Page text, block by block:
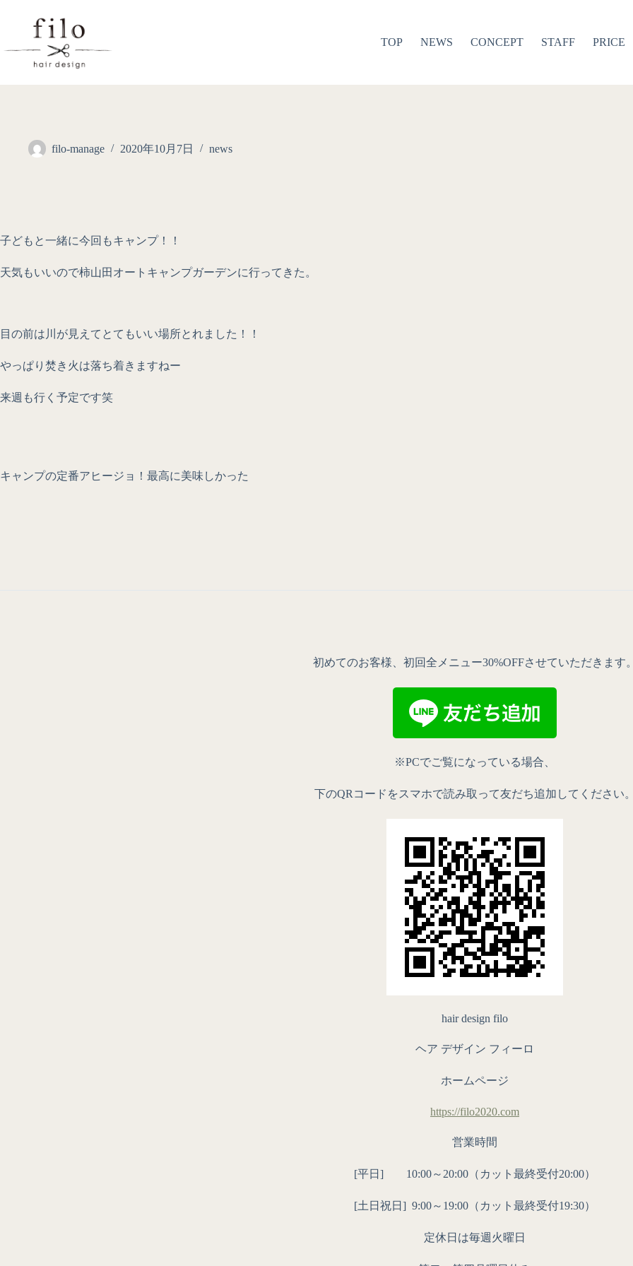
TOP NEWS CONCEPT STAFF PRICE
filo-manage 2020年10月7日 news
子どもと一緒に今回もキャンプ！！
天気もいいので柿山田オートキャンプガーデンに行ってきた。
目の前は川が見えてとてもいい場所とれました！！
やっぱり焚き火は落ち着きますねー
来週も行く予定です笑
キャンプの定番アヒージョ！最高に美味しかった
初めてのお客様、初回全メニュー30%OFFさせていただきます
※PCでご覧になっている場合、
下のQRコードをスマホで読み取って友だち追加してください
hair design filo
ヘア デザイン フィーロ
ホームページ
https://filo2020.com
営業時間
[平日] 10:00～20:00（カット最終受付20:00）
[土日祝日] 9:00～19:00（カット最終受付19:30）
定休日は毎週火曜日